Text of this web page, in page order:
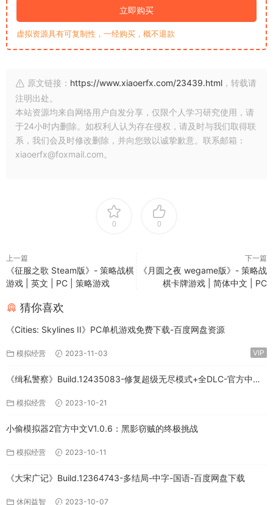
立即购买
虚拟资源具有可复制性，一经购买，概不退款
原文链接： https://www.xiaoerfx.com/23439.html ，转载请
注明出处。
本站资源均来自网络用户自发分享，仅限个人学习研究使用，请
于24小时内删除。如权利人认为存在侵权，请及时与我们取得联
系，我们会及时修改删除，并向您致以诚挚歉意。联系邮箱：
xiaoerfx@foxmail.com。
0 0
上一篇
《征服之歌 Steam版》- 策略战棋
游戏 | 英文 | PC | 策略游戏
下一篇
《月圆之夜 wegame版》- 策略战
棋卡牌游戏 | 简体中文 | PC
猜你喜欢
《Cities: Skylines II》PC单机游戏免费下载-百度网盘资源
模拟经营 2023-11-03 VIP
《缉私警察》Build.12435083-修复超级无尽模式+全DLC-官方中文-
模拟经营 2023-10-21
小偷模拟器2官方中文V1.0.6：黑影窃贼的终极挑战
模拟经营 2023-10-11
《大宋广记》Build.12364743-多结局-中字-国语-百度网盘下载
休闲益智 2023-10-07